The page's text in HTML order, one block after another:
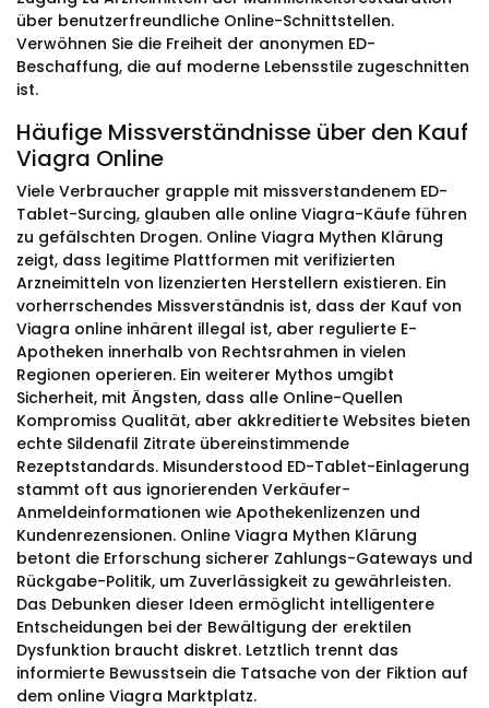
über benutzerfreundliche Online-Schnittstellen.
Verwöhnen Sie die Freiheit der anonymen ED-
Beschaffung, die auf moderne Lebensstile zugeschnitten
ist.
Häufige Missverständnisse über den Kauf
Viagra Online
Viele Verbraucher grapple mit missverstandenem ED-
Tablet-Surcing, glauben alle online Viagra-Käufe führen
zu gefälschten Drogen. Online Viagra Mythen Klärung
zeigt, dass legitime Plattformen mit verifizierten
Arzneimitteln von lizenzierten Herstellern existieren. Ein
vorherrschendes Missverständnis ist, dass der Kauf von
Viagra online inhärent illegal ist, aber regulierte E-
Apotheken innerhalb von Rechtsrahmen in vielen
Regionen operieren. Ein weiterer Mythos umgibt
Sicherheit, mit Ängsten, dass alle Online-Quellen
Kompromiss Qualität, aber akkreditierte Websites bieten
echte Sildenafil Zitrate übereinstimmende
Rezeptstandards. Misunderstood ED-Tablet-Einlagerung
stammt oft aus ignorierenden Verkäufer-
Anmeldeinformationen wie Apothekenlizenzen und
Kundenrezensionen. Online Viagra Mythen Klärung
betont die Erforschung sicherer Zahlungs-Gateways und
Rückgabe-Politik, um Zuverlässigkeit zu gewährleisten.
Das Debunken dieser Ideen ermöglicht intelligentere
Entscheidungen bei der Bewältigung der erektilen
Dysfunktion braucht diskret. Letztlich trennt das
informierte Bewusstsein die Tatsache von der Fiktion auf
dem online Viagra Marktplatz.